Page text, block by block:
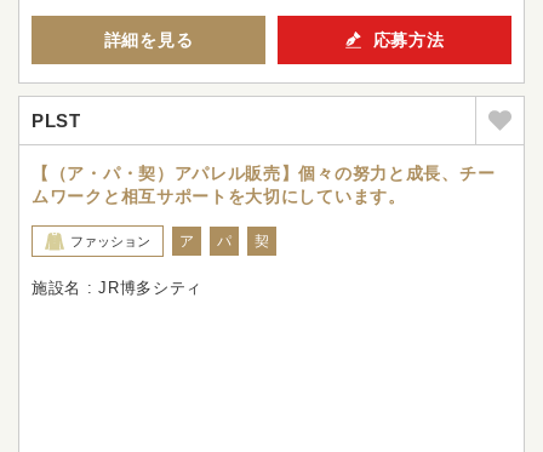
詳細を見る 応募方法
PLST
【（ア・パ・契）アパレル販売】個々の努力と成長、チー
ムワークと相互サポートを大切にしています。
ファッション ア パ 契
施設名 : JR博多シティ